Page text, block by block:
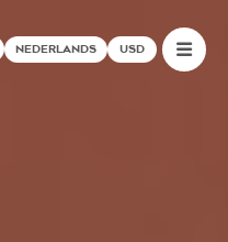
NEDERLANDS USD